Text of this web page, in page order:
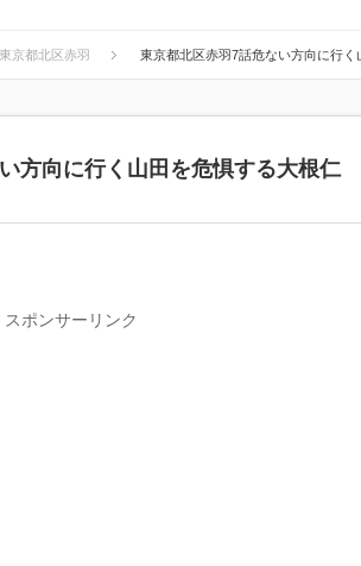
東京都北区赤羽 東京都北区赤羽7話危ない方向に行く
方向に行く山田を危惧する大根仁
スポンサーリンク